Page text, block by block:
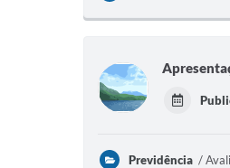
Previdência